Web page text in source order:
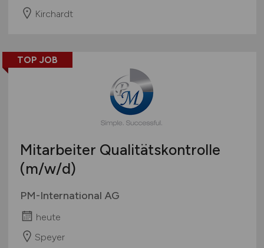
Kirchardt
TOP JOB
Mitarbeiter Qualitätskontrolle
(m/w/d)
PM-International AG
heute
Speyer